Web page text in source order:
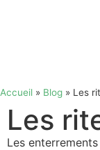
Accueil » Blog » Les
Les
Les